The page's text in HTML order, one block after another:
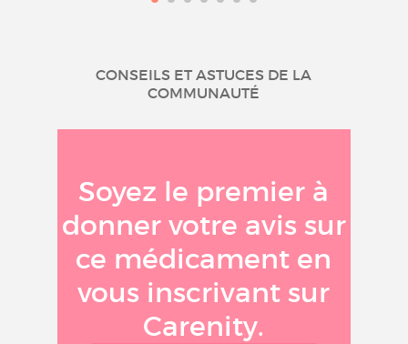
CONSEILS ET ASTUCES DE LA
COMMUNAUTÉ
Soyez le premier à
donner votre avis sur
ce médicament en
vous inscrivant sur
Carenity.